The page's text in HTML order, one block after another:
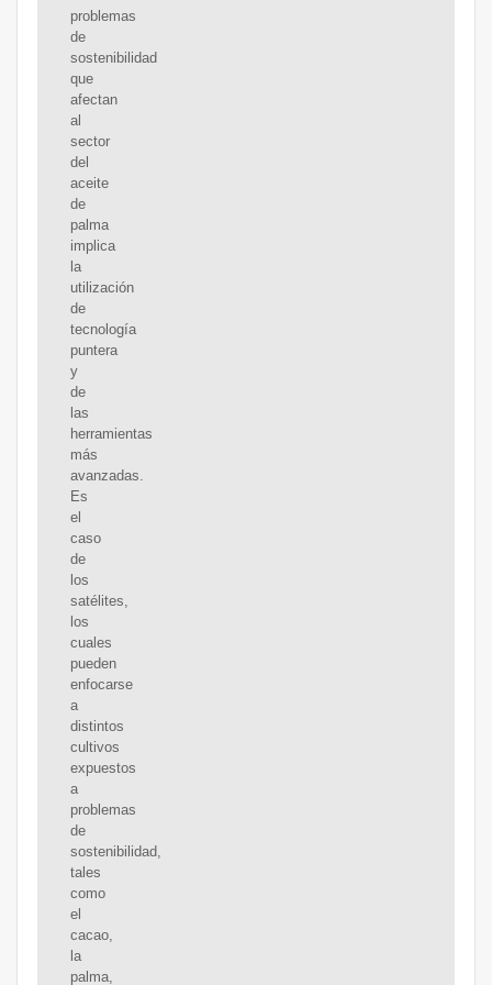
problemas
de
sostenibilidad
que
afectan
al
sector
del
aceite
de
palma
implica
la
utilización
de
tecnología
puntera
y
de
las
herramientas
más
avanzadas.
Es
el
caso
de
los
satélites,
los
cuales
pueden
enfocarse
a
distintos
cultivos
expuestos
a
problemas
de
sostenibilidad,
tales
como
el
cacao,
la
palma,